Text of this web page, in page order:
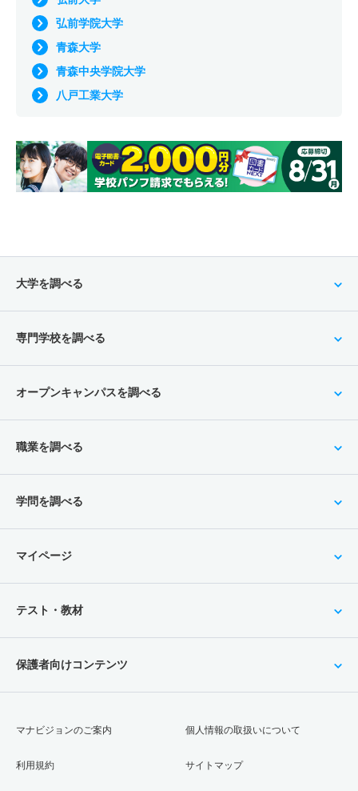
弘前学院大学
青森大学
青森中央学院大学
八戸工業大学
大学を調べる
専門学校を調べる
オープンキャンパスを調べる
職業を調べる
学問を調べる
マイページ
テスト・教材
保護者向けコンテンツ
マナビジョンのご案内
利用規約
個人情報の取扱いについて
サイトマップ